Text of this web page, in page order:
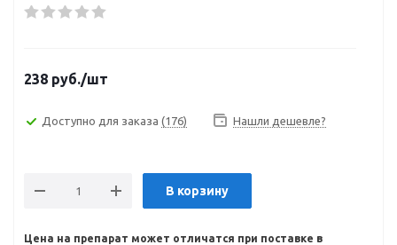
238 руб./шт
Доступно для заказа (176) Нашли дешевле?
В корзину
Цена на препарат может отличатся при поставке в